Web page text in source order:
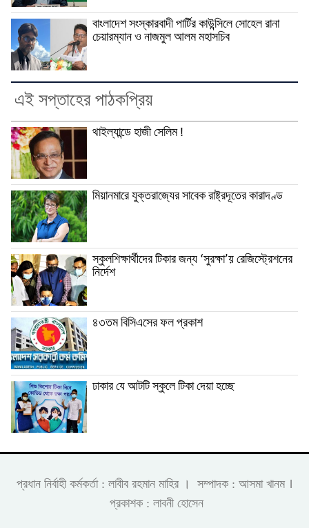
বাংলাদেশ সংস্কারবাদী পার্টির কাউন্সিলে সোহেল রানা
চেয়ারম্যান ও নাজমুল আলম মহাসচিব
এই সপ্তাহের পাঠকপ্রিয়
থাইল্যান্ডে হাজী সেলিম !
মিয়ানমারে যুক্তরাজ্যের সাবেক রাষ্ট্রদূতের কারাদণ্ড
স্কুলশিক্ষার্থীদের টিকার জন্য ‘সুরক্ষা’য় রেজিস্ট্রেশনের
নির্দেশ
৪৩তম বিসিএসের ফল প্রকাশ
ঢাকার যে আটটি স্কুলে টিকা দেয়া হচ্ছে
প্রধান নির্বাহী কর্মকর্তা : লাবীব রহমান মাহির । সম্পাদক : আসমা খানম ।
প্রকাশক : লাবনী হোসেন